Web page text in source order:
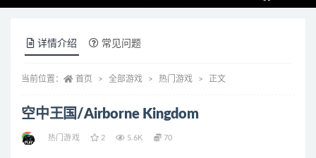
详情介绍 常见问题
当前位置： 首页 全部游戏 热门游戏 正文
空中王国/Airborne Kingdom
热门游戏 2 5.6K 70